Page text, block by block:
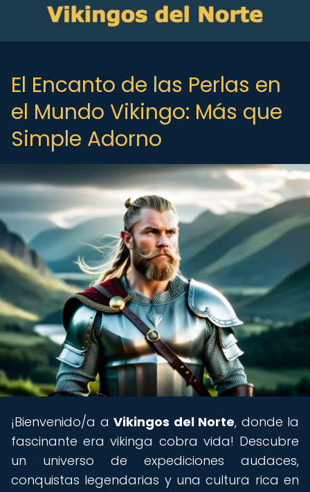
El Encanto de las Perlas en
el Mundo Vikingo: Más que
Simple Adorno
¡Bienvenido/a a Vikingos del Norte, donde la
fascinante era vikinga cobra vida! Descubre
un universo de expediciones audaces,
conquistas legendarias y una cultura rica en